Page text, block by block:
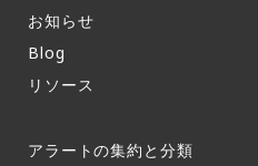
お知らせ​
Blog
リソース
アラートの集約と分類​